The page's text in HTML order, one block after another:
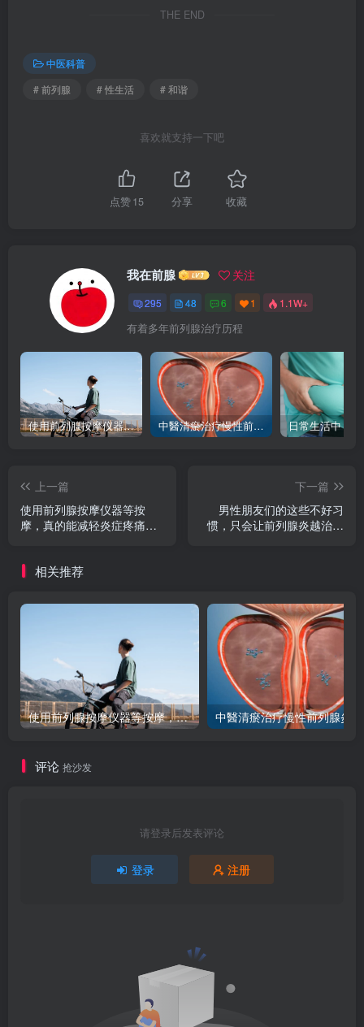
THE END
中医科普
# 前列腺
# 性生活 # 和谐
喜欢就支持一下吧
点赞15 分享 收藏
我在前腺 关注
295 48 6 1 1.1W+
有着多年前列腺治疗历程
使用前列腺按摩仪器等按摩，真的能减轻炎症疼痛吗？ 中醫清瘀治疗慢性前列腺炎
上一篇
使用前列腺按摩仪器等按
摩，真的能减轻炎症疼痛
下一篇
男性朋友们的这些不好习
惯，只会让前列腺炎越治疗
相关推荐
使用前列腺按摩仪器等按摩，真的能减轻炎症疼痛吗？ 中醫清瘀治疗慢性前列腺炎
评论 抢沙发
请登录后发表评论
登录 注册